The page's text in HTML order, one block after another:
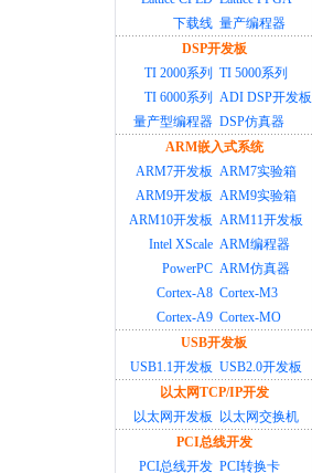
下载线 量产编程器
DSP开发板
TI 2000系列
TI 5000系列
TI 6000系列
ADI DSP开发板
量产型编程器 DSP仿真器
ARM嵌入式系统
ARM7开发板 ARM7实验箱
ARM9开发板 ARM9实验箱
ARM10开发板 ARM11开发板
Intel XScale ARM编程器
PowerPC ARM仿真器
Cortex-A8 Cortex-M3
Cortex-A9 Cortex-MO
USB开发板
USB1.1开发板 USB2.0开发板
以太网TCP/IP开发
以太网开发板
以太网交换机
PCI总线开发
PCI总线开发 PCI转换卡